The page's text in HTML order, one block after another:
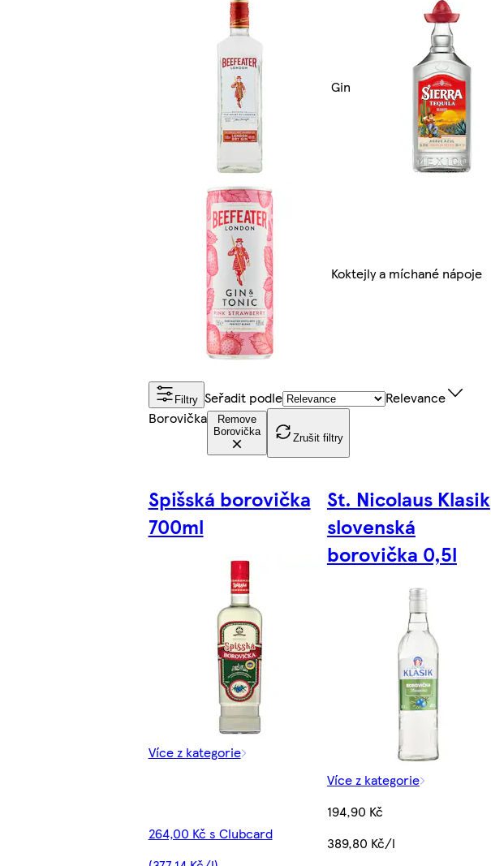
Gin
Koktejly a míchané nápoje
Filtry Seřadit podle Relevance
Borovička
Remove
Borovička
Zrušit filtry
Spišská borovička
700ml
Více z kategorie
264,00 Kč s Clubcard
St. Nicolaus Klasik
slovenská
borovička 0,5l
Více z kategorie
194,90 Kč
389,80 Kč/l